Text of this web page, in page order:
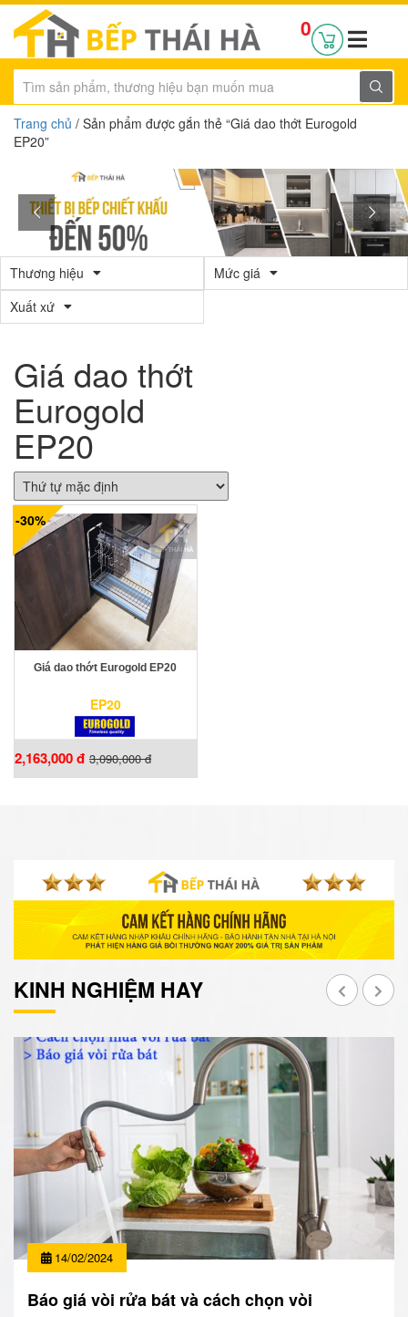
0
Trang chủ / Sản phẩm được gắn thẻ “Giá dao thớt Eurogold
EP20”
Thương hiệu
Mức giá
Xuất xứ
Giá dao thớt
Eurogold
EP20
-30%
Giá dao thớt Eurogold EP20
EP20
2,163,000 đ 3,090,000 đ
KINH NGHIỆM HAY
14/02/2024
Báo giá vòi rửa bát và cách chọn vòi